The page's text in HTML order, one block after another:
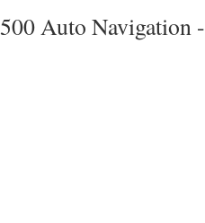
500 Auto Navigation -